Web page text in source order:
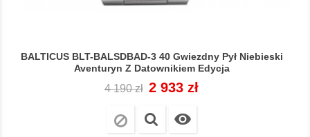
BALTICUS BLT-BALSDBAD-3 40 Gwiezdny Pył Niebieski
Aventuryn Z Datownikiem Edycja
Cena
4 190 zł Cena
2 933 zł
